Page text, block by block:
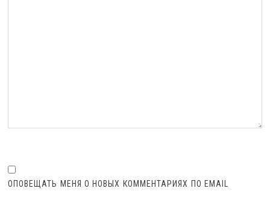
ОПОВЕЩАТЬ МЕНЯ О НОВЫХ КОММЕНТАРИЯХ ПО EMAIL